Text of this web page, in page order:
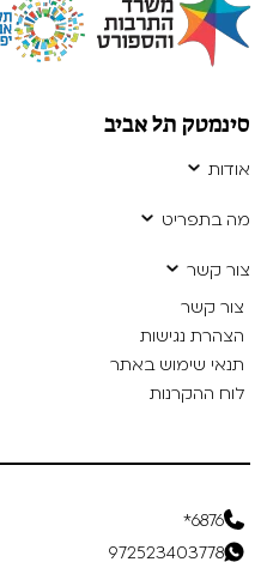
סינמטק תל אביב
אודות
מה בתפריט
צור קשר
צור קשר
הצהרת נגישות
תנאי שימוש באתר
לוח ההקרנות
6876*
972523403778